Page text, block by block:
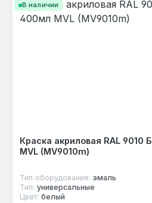
В наличии
Краска акриловая RAL
MVL (MV9010m)
Тип оборудования: эмаль
Тип: универсальные
Цвет: белый